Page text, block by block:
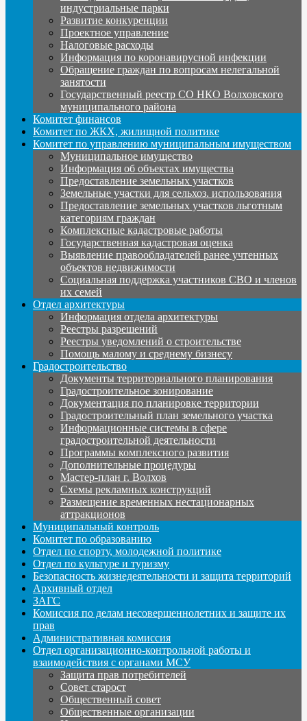
индустриальные парки
Развитие конкуренции
Проектное управление
Налоговые расходы
Информация по коронавирусной инфекции
Обращение граждан по вопросам нелегальной
занятости
Государственный реестр СО НКО Волховского
муниципального района
Комитет финансов
Комитет по ЖКХ, жилищной политике
Комитет по управлению муниципальным имуществом
Муниципальное имущество
Информация об объектах имущества
Предоставление земельных участков
Земельные участки для сельхоз. использования
Предоставление земельных участков льготным
категориям граждан
Комплексные кадастровые работы
Государственная кадастровая оценка
Выявление правообладателей ранее учтенных
объектов недвижимости
Социальная поддержка участников СВО и членов
их семей
Отдел архитектуры
Информация отдела архитектуры
Реестры разрешений
Реестры уведомлений о строительстве
Помощь малому и среднему бизнесу
Градостроительство
Документы территориального планирования
Градостроительное зонирование
Документация по планировке территории
Градостроительный план земельного участка
Информационные системы в сфере
градостроительной деятельности
Программы комплексного развития
Дополнительные процедуры
Мастер-план г. Волхов
Схемы рекламных конструкций
Размещение временных нестационарных
аттракционов
Муниципальный контроль
Комитет по образованию
Отдел по спорту, молодежной политике
Отдел по культуре и туризму
Безопасность жизнедеятельности и защита территорий
Архивный отдел
ЗАГС
Комиссия по делам несовершеннолетних и защите их
прав
Административная комиссия
Отдел организационно-контрольной работы и
взаимодействия с органами МСУ
Защита прав потребителей
Совет старост
Общественный совет
Общественные организации